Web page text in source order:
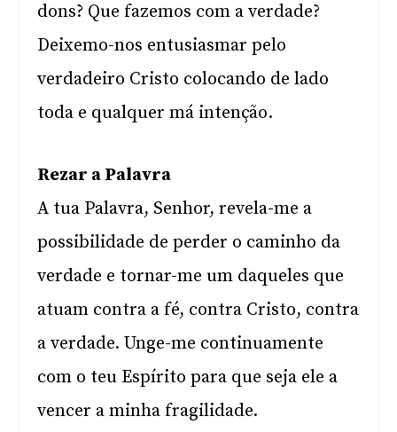
dons? Que fazemos com a verdade?
Deixemo-nos entusiasmar pelo
verdadeiro Cristo colocando de lado
toda e qualquer má intenção.
Rezar a Palavra
A tua Palavra, Senhor, revela-me a
possibilidade de perder o caminho da
verdade e tornar-me um daqueles que
atuam contra a fé, contra Cristo, contra
a verdade. Unge-me continuamente
com o teu Espírito para que seja ele a
vencer a minha fragilidade.